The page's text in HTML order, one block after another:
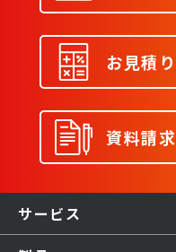
お見積り
資料請求
サービス